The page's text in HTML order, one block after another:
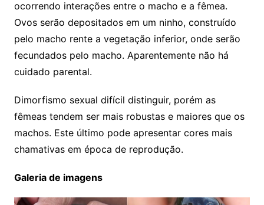
ocorrendo interações entre o macho e a fêmea.
Ovos serão depositados em um ninho, construído
pelo macho rente a vegetação inferior, onde serão
fecundados pelo macho. Aparentemente não há
cuidado parental.
Dimorfismo sexual difícil distinguir, porém as
fêmeas tendem ser mais robustas e maiores que os
machos. Este último pode apresentar cores mais
chamativas em época de reprodução.
Galeria de imagens